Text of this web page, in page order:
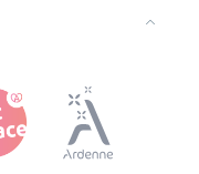
Est